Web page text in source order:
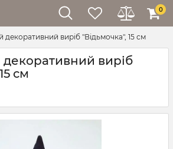
0
декоративний виріб "Відьмочка", 15 см
виріб
см